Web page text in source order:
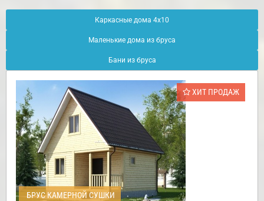
Каркасные дома 4х10
Маленькие дома из бруса
Бани из бруса
ХИТ ПРОДАЖ
БРУС КАМЕРНОЙ СУШКИ